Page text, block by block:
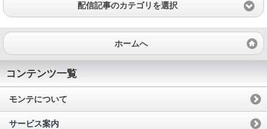
配信記事のカテゴリを選択
ホームへ
コンテンツ一覧
モンテについて
サービス案内